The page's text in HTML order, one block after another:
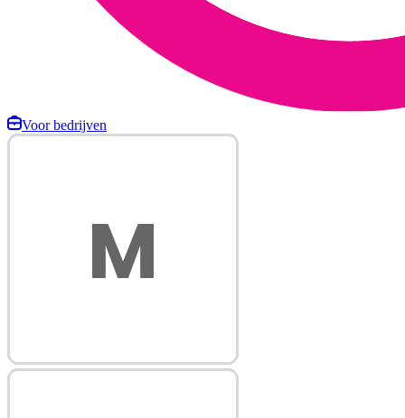
Voor bedrijven